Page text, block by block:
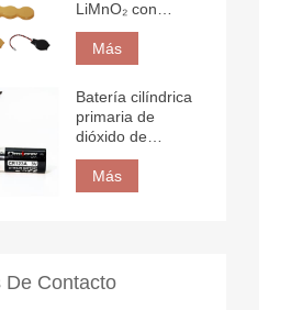
LiMnO₂ con
terminales y
cables
personalizados.
Más
Batería cilíndrica
primaria de
dióxido de
manganeso y
litio (Li-MnO2)
CR123A de 3 V
Más
De Contacto